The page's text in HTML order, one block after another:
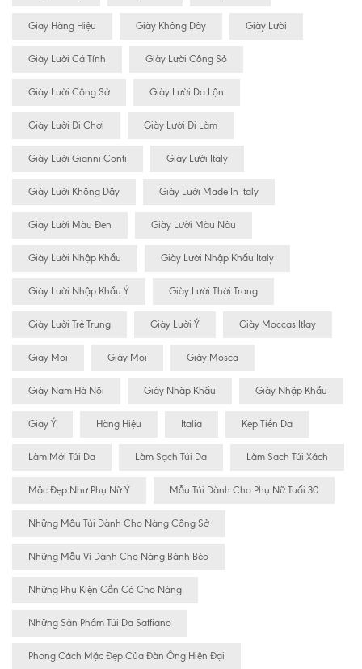
Giày Hàng Hiệu Giày Không Dây Giày Lười
Giày Lười Cá Tính Giày Lười Công Sỏ
Giày Lười Công Sở Giày Lười Da Lộn
Giày Lười Đi Chơi Giày Lười Đi Làm
Giày Lười Gianni Conti Giày Lười Italy
Giày Lười Không Dây Giày Lười Made In Italy
Giày Lười Màu Đen Giày Lười Màu Nâu
Giày Lười Nhập Khẩu Giày Lười Nhập Khẩu Italy
Giày Lười Nhập Khẩu Ý Giày Lười Thời Trang
Giày Lười Trẻ Trung Giày Lười Ý Giày Moccas Itlay
Giay Mọi Giày Mọi Giày Mosca
Giày Nam Hà Nội Giày Nhâp Khẩu Giày Nhập Khẩu
Giày Ý Hàng Hiệu Italia Kẹp Tiền Da
Làm Mới Túi Da Làm Sạch Túi Da Làm Sạch Túi Xách
Mặc Đẹp Như Phụ Nữ Ý Mẫu Túi Dành Cho Phụ Nữ Tuổi 30
Những Mẫu Túi Dành Cho Nàng Công Sở
Những Mẫu Ví Dành Cho Nàng Bánh Bèo
Những Phụ Kiện Cần Có Cho Nàng
Những Sản Phẩm Túi Da Saffiano
Phong Cách Mặc Đẹp Của Đàn Ông Hiện Đại